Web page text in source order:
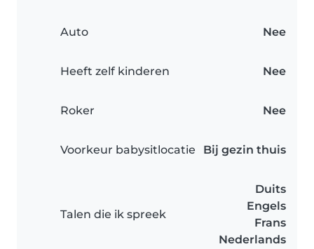
Auto Nee
Heeft zelf kinderen Nee
Roker Nee
Voorkeur babysitlocatie Bij gezin thuis
Talen die ik spreek
Duits
Engels
Frans
Nederlands